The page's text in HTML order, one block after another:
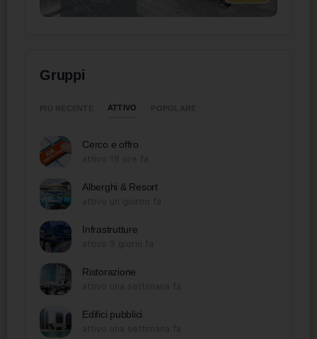
Gruppi
ATTIVO
Cerco e offro
Alberghi & Resort
Infrastrutture
Ristorazione
Edifici pubblici